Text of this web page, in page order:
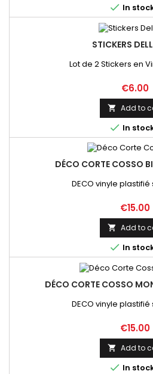
 In
STICKERS
Lot de 2 Stickers en
Price
€6.00
 Add to
 In
DÉCO CORTE COSSO
DECO vinyle
Price
€15.00
 Add to
 In
DÉCO CORTE COSSO
DECO vinyle
Price
€15.00
 Add to
 In